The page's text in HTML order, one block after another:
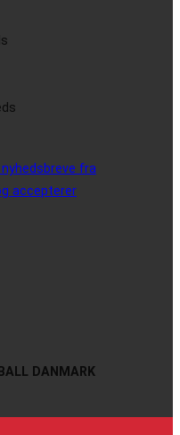
fra
accepterer
DANMARK